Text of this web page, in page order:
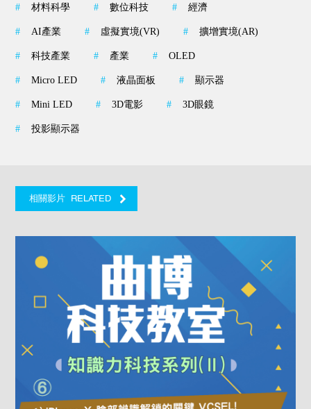
# 材料科學 # 數位科技 # 經濟
# AI產業 # 虛擬實境(VR) # 擴增實境(AR)
# 科技產業 # 產業 # OLED
# Micro LED # 液晶面板 # 顯示器
# Mini LED # 3D電影 # 3D眼鏡
# 投影顯示器
相關影片 RELATED